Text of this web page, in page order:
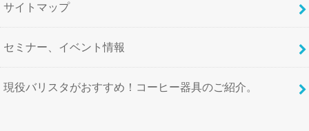
サイトマップ
セミナー、イベント情報
現役バリスタがおすすめ！コーヒー器具のご紹介。